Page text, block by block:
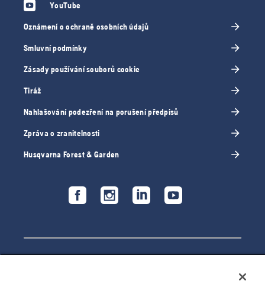
YouTube
Oznámení o ochraně osobních údajů
Smluvní podmínky
Zásady používání souborů cookie
Tiráž
Nahlašování podezření na porušení předpisů
Zpráva o zranitelnosti
Husqvarna Forest & Garden